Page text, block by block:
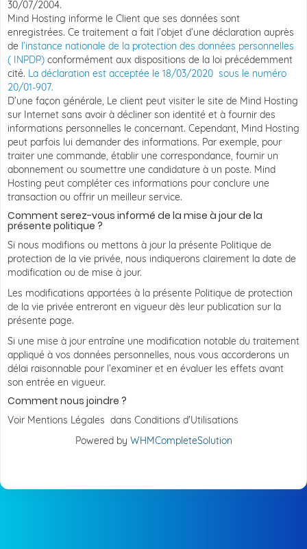
30/07/2004.
Mind Hosting informe le Client que ses données sont
enregistrées. Ce traitement a fait l’objet d’une déclaration auprès
de l’instance nationale de la protection des données personnelles
( INPDP) conformément aux dispositions de la loi précédemment
cité. La déclaration est acceptée le 18/03/2020 sous le numéro
20/01-907.
D’une façon générale, Le client peut visiter le site de Mind Hosting
sur Internet sans avoir à décliner son identité et à fournir des
informations personnelles le concernant. Cependant, Mind Hosting
peut parfois lui demander des informations. Par exemple, pour
traiter une commande, établir une correspondance, fournir un
abonnement ou soumettre une candidature à un poste. Mind
Hosting peut compléter ces informations pour conclure une
transaction ou offrir un meilleur service.
Comment serez-vous informé de la mise à jour de la
présente politique ?
Si nous modifions ou mettons à jour la présente Politique de
protection de la vie privée, nous indiquerons clairement la date de
modification ou de mise à jour.
Les modifications apportées à la présente Politique de protection
de la vie privée entreront en vigueur dès leur publication sur la
présente page.
Si une mise à jour entraîne une modification notable du traitement
appliqué à vos données personnelles, nous vous accorderons un
délai raisonnable pour l’examiner et en évaluer les effets avant
son entrée en vigueur.
Comment nous joindre ?
Voir Mentions Légales dans Conditions d'Utilisations
Powered by WHMCompleteSolution